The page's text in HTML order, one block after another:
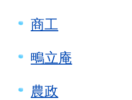
商工
鴫立庵
農政